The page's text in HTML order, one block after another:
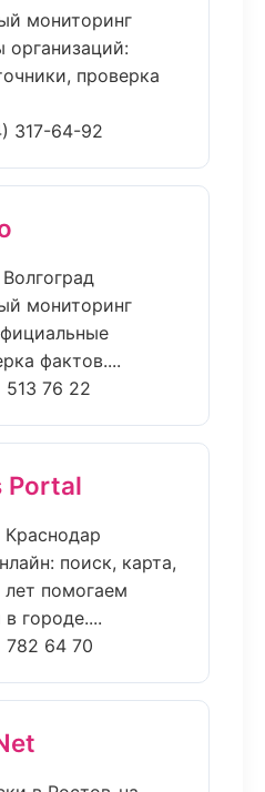
мониторинг
проверка
317-64-92
мониторинг
фактов....
76 22
Portal
Краснодар
поиск, карта,
помогаем
городе....
782 64 70